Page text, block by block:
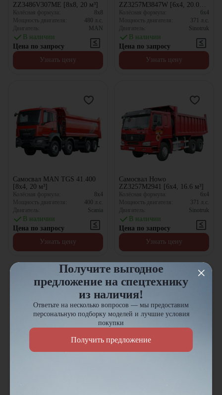
ZZ3486V307ME [8x8, 20 м³]
Колёсная формула:
8x8
Мощность двигателя:
480 л.с.
Двигатель:
MAN
В наличии
Цена по запросу
Узнать цену
ZZ3257M3847W [6x4, 20.01
м³]
Колёсная формула:
6x4
Мощность двигателя:
371 л.с.
Двигатель:
Sinotruk
В наличии
Цена по запросу
Узнать цену
Самосвал MAN TGS 41.400
[8x4, 20 м³]
Колёсная формула:
8x4
Мощность двигателя:
400 л.с.
Двигатель:
Scania
В наличии
Цена по запросу
Узнать цену
Самосвал Howo
ZZ3257M2941 [6x4, 16.6 м³]
Колёсная формула:
6x4
Мощность двигателя:
371 л.с.
Двигатель:
Sinotruk
В наличии
Цена по запросу
Узнать цену
Получите выгодное
предложение на спецтехнику
из наличия!
Ответьте на несколько вопросов — мы предоставим
персональную подборку моделей и лучшие условия
покупки
Получить предложение